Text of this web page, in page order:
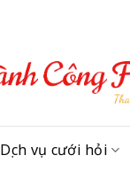
Dịch vụ cưới hỏi